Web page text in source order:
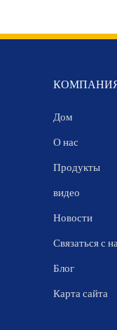
Дом
О нас
Продукты
видео
Новости
Связаться с
Блог
Карта сайта